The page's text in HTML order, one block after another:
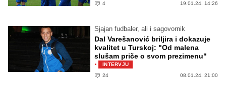
4 19.01.24. 14:26
Sjajan fudbaler, ali i sagovornik
Dal Varešanović briljira i dokazuje
kvalitet u Turskoj: "Od malena
slušam priče o svom prezimenu"
·
INTERVJU
24
08.01.24. 21:00